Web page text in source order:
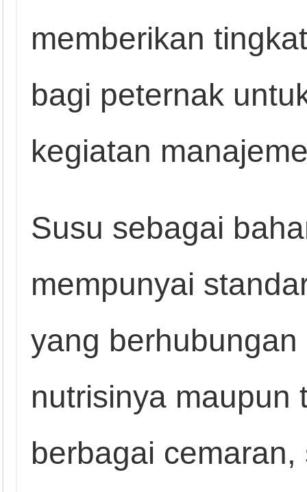
memberikan
bagi peternak
kegiatan
Susu sebagai
mempunyai
yang
nutrisinya maupun
berbagai